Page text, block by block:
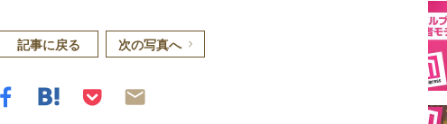
記事に戻る 次の写真へ